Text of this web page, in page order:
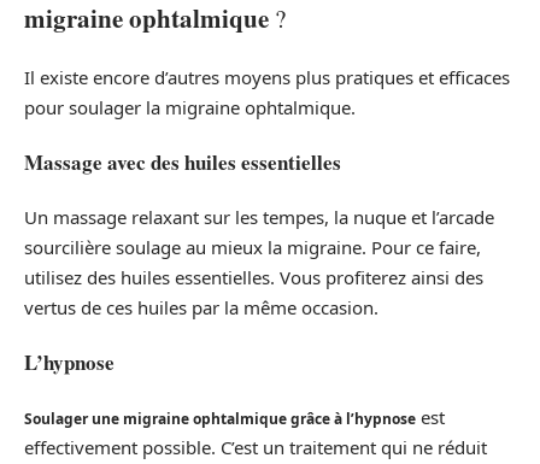
migraine ophtalmique ?
Il existe encore d’autres moyens plus pratiques et efficaces
pour soulager la migraine ophtalmique.
Massage avec des huiles essentielles
Un massage relaxant sur les tempes, la nuque et l’arcade
sourcilière soulage au mieux la migraine. Pour ce faire,
utilisez des huiles essentielles. Vous profiterez ainsi des
vertus de ces huiles par la même occasion.
L’hypnose
Soulager une migraine ophtalmique grâce à l’hypnose est
effectivement possible. C’est un traitement qui ne réduit